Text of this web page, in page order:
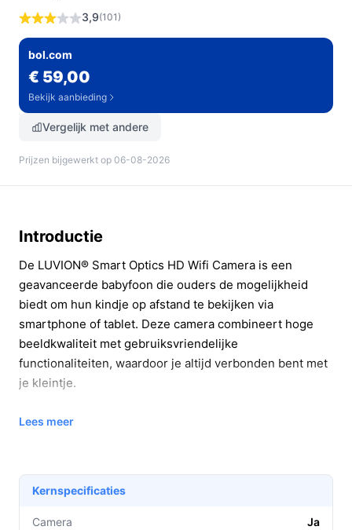
3,9(101)
bol.com
€ 59,00
Bekijk aanbieding
Vergelijk met andere
Prijzen bijgewerkt op 06-08-2026
Introductie
De LUVION® Smart Optics HD Wifi Camera is een
geavanceerde babyfoon die ouders de mogelijkheid
biedt om hun kindje op afstand te bekijken via
smartphone of tablet. Deze camera combineert hoge
beeldkwaliteit met gebruiksvriendelijke
functionaliteiten, waardoor je altijd verbonden bent met
je kleintje.
Belangrijkste voordelen
Volledige controle:
camera op afstand draaien en kantelen, zodat je
Lees meer
Kernspecificaties
Camera Ja